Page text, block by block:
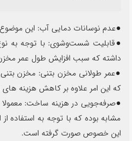
●عدم نوسانات دمایی آب: این
●قابلیت شست‌وشوی: با توجه به
داشته که سبب افزایش طول عمر
●عمر طولانی مخزن بتنی: مخزن بتنی
که این امر علاوه بر کاهش هزینه
●صرفه‌جویی در هزینه ساخت:
مشابه بوده که با توجه به
این خصوص صورت گرفته است.